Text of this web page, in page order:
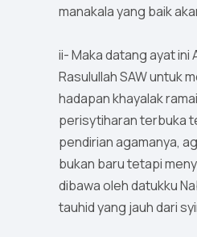
manakala yang baik
ii- Maka datang ayat ini
Rasulullah SAW untuk
hadapan khayalak
perisytiharan terbuka
pendirian agamanya,
bukan baru tetapi
dibawa oleh datukku
tauhid yang jauh dari